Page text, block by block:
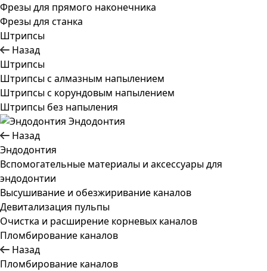
Фрезы для прямого наконечника
Фрезы для станка
Штрипсы
Назад
Штрипсы
Штрипсы c алмазным напылением
Штрипсы c корундовым напылением
Штрипсы без напыления
Эндодонтия
Назад
Эндодонтия
Вспомогательные материалы и аксессуары для
эндодонтии
Высушивание и обезжиривание каналов
Девитализация пульпы
Очистка и расширение корневых каналов
Пломбирование каналов
Назад
Пломбирование каналов